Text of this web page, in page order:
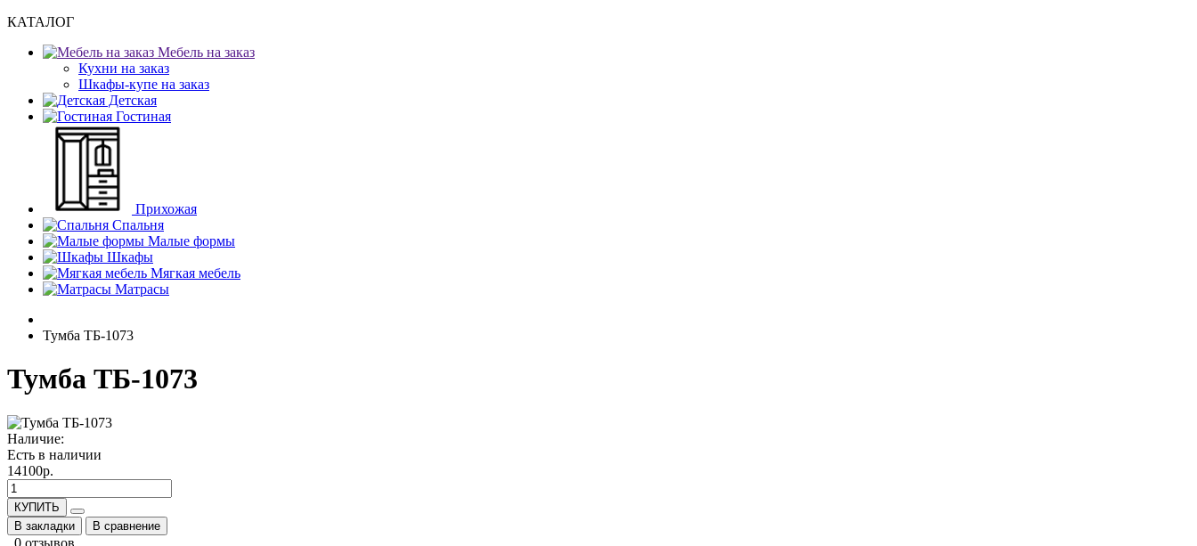
КАТАЛОГ
Мебель на заказ
Кухни на заказ
Шкафы-купе на заказ
Детская
Гостиная
Прихожая
Спальня
Малые формы
Шкафы
Мягкая мебель
Матрасы
Тумба ТБ-1073
Тумба ТБ-1073
Наличие:
Есть в наличии
14100р.
КУПИТЬ
В закладки
В сравнение
0 отзывов